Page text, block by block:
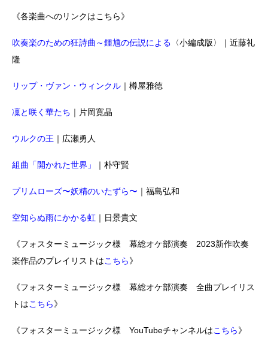
《各楽曲へのリンクはこちら》
吹奏楽のための狂詩曲～鍾馗の伝説による 〈小編成版〉｜近藤礼
隆
リップ・ヴァン・ウィンクル ｜樽屋雅徳
凜と咲く華たち ｜片岡寛晶
ウルクの王 ｜広瀬勇人
組曲「開かれた世界」 ｜朴守賢
プリムローズ〜妖精のいたずら〜 ｜福島弘和
空知らぬ雨にかかる虹 ｜日景貴文
《フォスターミュージック様 幕総オケ部演奏 2023新作吹奏
楽作品のプレイリストはこちら》
《フォスターミュージック様 幕総オケ部演奏 全曲プレイリス
トはこちら》
《フォスターミュージック様 YouTubeチャンネルはこちら》